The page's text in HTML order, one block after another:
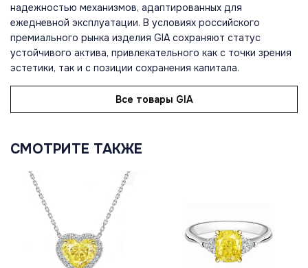
надежностью механизмов, адаптированных для
ежедневной эксплуатации. В условиях российского
премиального рынка изделия GIA сохраняют статус
устойчивого актива, привлекательного как с точки зрения
эстетики, так и с позиции сохранения капитала.
Все товары GIA
СМОТРИТЕ ТАКЖЕ